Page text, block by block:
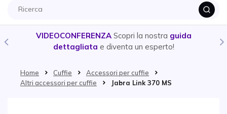
VIDEOCONFERENZA Scopri la nostra guida
dettagliata e diventa un esperto!
Home Cuffie
Accessori per cuffie
Altri accessori per cuffie
Jabra Link 370 MS